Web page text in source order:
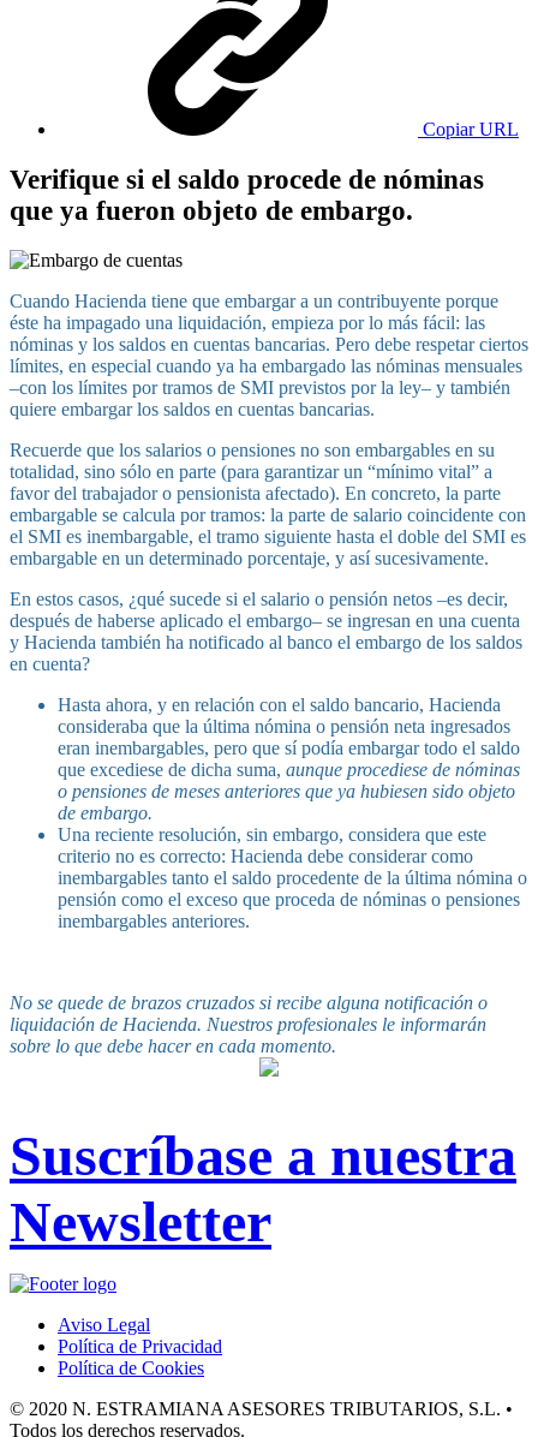
Copiar URL
Verifique si el saldo procede de nóminas
que ya fueron objeto de embargo.
Cuando Hacienda tiene que embargar a un contribuyente porque
éste ha impagado una liquidación, empieza por lo más fácil: las
nóminas y los saldos en cuentas bancarias. Pero debe respetar ciertos
límites, en especial cuando ya ha embargado las nóminas mensuales
–con los límites por tramos de SMI previstos por la ley– y también
quiere embargar los saldos en cuentas bancarias.
Recuerde que los salarios o pensiones no son embargables en su
totalidad, sino sólo en parte (para garantizar un “mínimo vital” a
favor del trabajador o pensionista afectado). En concreto, la parte
embargable se calcula por tramos: la parte de salario coincidente con
el SMI es inembargable, el tramo siguiente hasta el doble del SMI es
embargable en un determinado porcentaje, y así sucesivamente.
En estos casos, ¿qué sucede si el salario o pensión netos –es decir,
después de haberse aplicado el embargo– se ingresan en una cuenta
y Hacienda también ha notificado al banco el embargo de los saldos
en cuenta?
Hasta ahora, y en relación con el saldo bancario, Hacienda
consideraba que la última nómina o pensión neta ingresados
eran inembargables, pero que sí podía embargar todo el saldo
que excediese de dicha suma, aunque procediese de nóminas
o pensiones de meses anteriores que ya hubiesen sido objeto
de embargo.
Una reciente resolución, sin embargo, considera que este
criterio no es correcto: Hacienda debe considerar como
inembargables tanto el saldo procedente de la última nómina o
pensión como el exceso que proceda de nóminas o pensiones
inembargables anteriores.
No se quede de brazos cruzados si recibe alguna notificación o
liquidación de Hacienda. Nuestros profesionales le informarán
sobre lo que debe hacer en cada momento.
Suscríbase a nuestra
Newsletter
Aviso Legal
Política de Privacidad
Política de Cookies
© 2020 N. ESTRAMIANA ASESORES TRIBUTARIOS, S.L. •
Todos los derechos reservados.